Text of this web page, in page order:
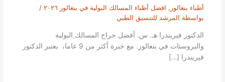
أطباء بنغالور , افضل أطباء المسالك البولية في بنغالور ٢٠٢٦
/
بواسطة المرشد للتنسيق الطبي
الدكتور فيريندرا هـ. س. أفضل جراح المسالك البولية
والبروستات في بنغالور. مع خبرة أكثر من 9 عاما، يعتبر الدكتور
فيريندرا […]